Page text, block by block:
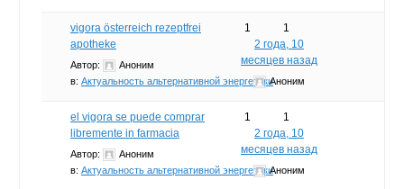
vigora österreich rezeptfrei
apotheke
Автор:
Аноним
в: Актуальность альтернативной энергетики
1
1
2 года, 10
месяцев назад
Аноним
el vigora se puede comprar
libremente in farmacia
Автор:
Аноним
в: Актуальность альтернативной энергетики
1
1
2 года, 10
месяцев назад
Аноним